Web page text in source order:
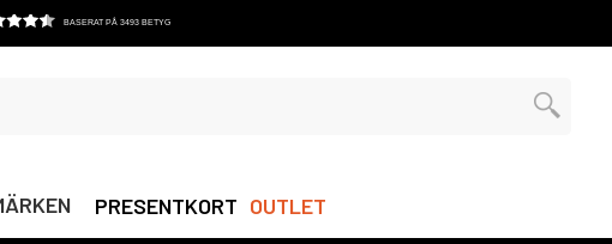
BASERAT PÅ 3493 BETYG
PRESENTKORT OUTLET